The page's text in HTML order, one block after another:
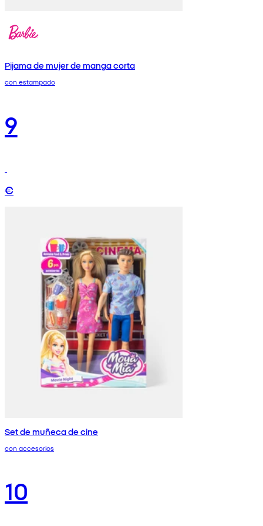
Pijama de mujer de manga corta
con estampado
9
€
Set de muñeca de cine
con accesorios
10